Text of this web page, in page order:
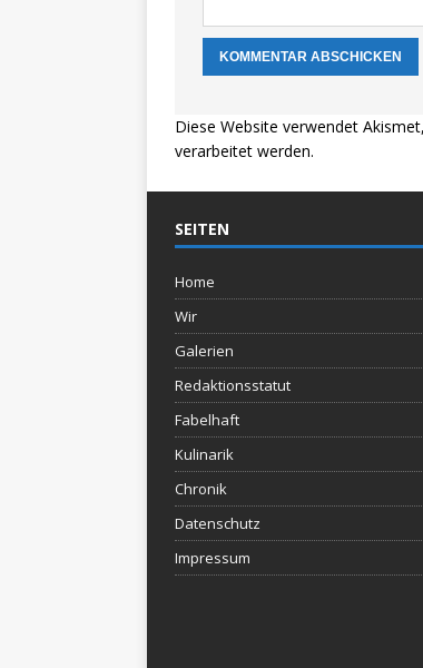
Diese Website verwendet
verarbeitet werden.
SEITEN
Home
Wir
Galerien
Redaktionsstatut
Fabelhaft
Kulinarik
Chronik
Datenschutz
Impressum